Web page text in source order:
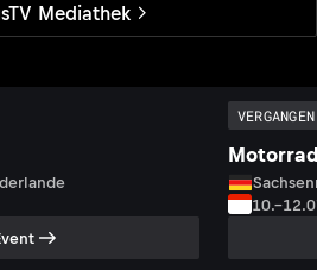
Mediathek
VERGANGEN